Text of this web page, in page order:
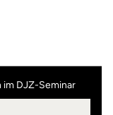
im DJZ-Seminar